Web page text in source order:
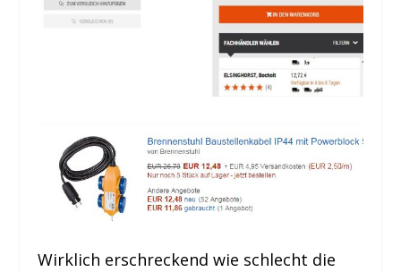
Wirklich erschreckend wie schlecht die